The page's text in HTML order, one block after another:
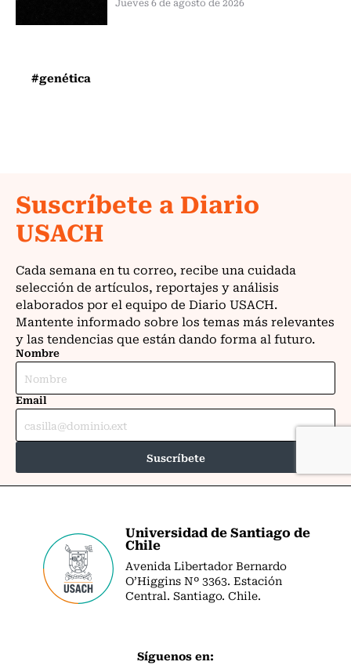
#genética
Universidad de Santiago de
Chile
Avenida Libertador Bernardo
O’Higgins Nº 3363. Estación
Central. Santiago. Chile.
Síguenos en: